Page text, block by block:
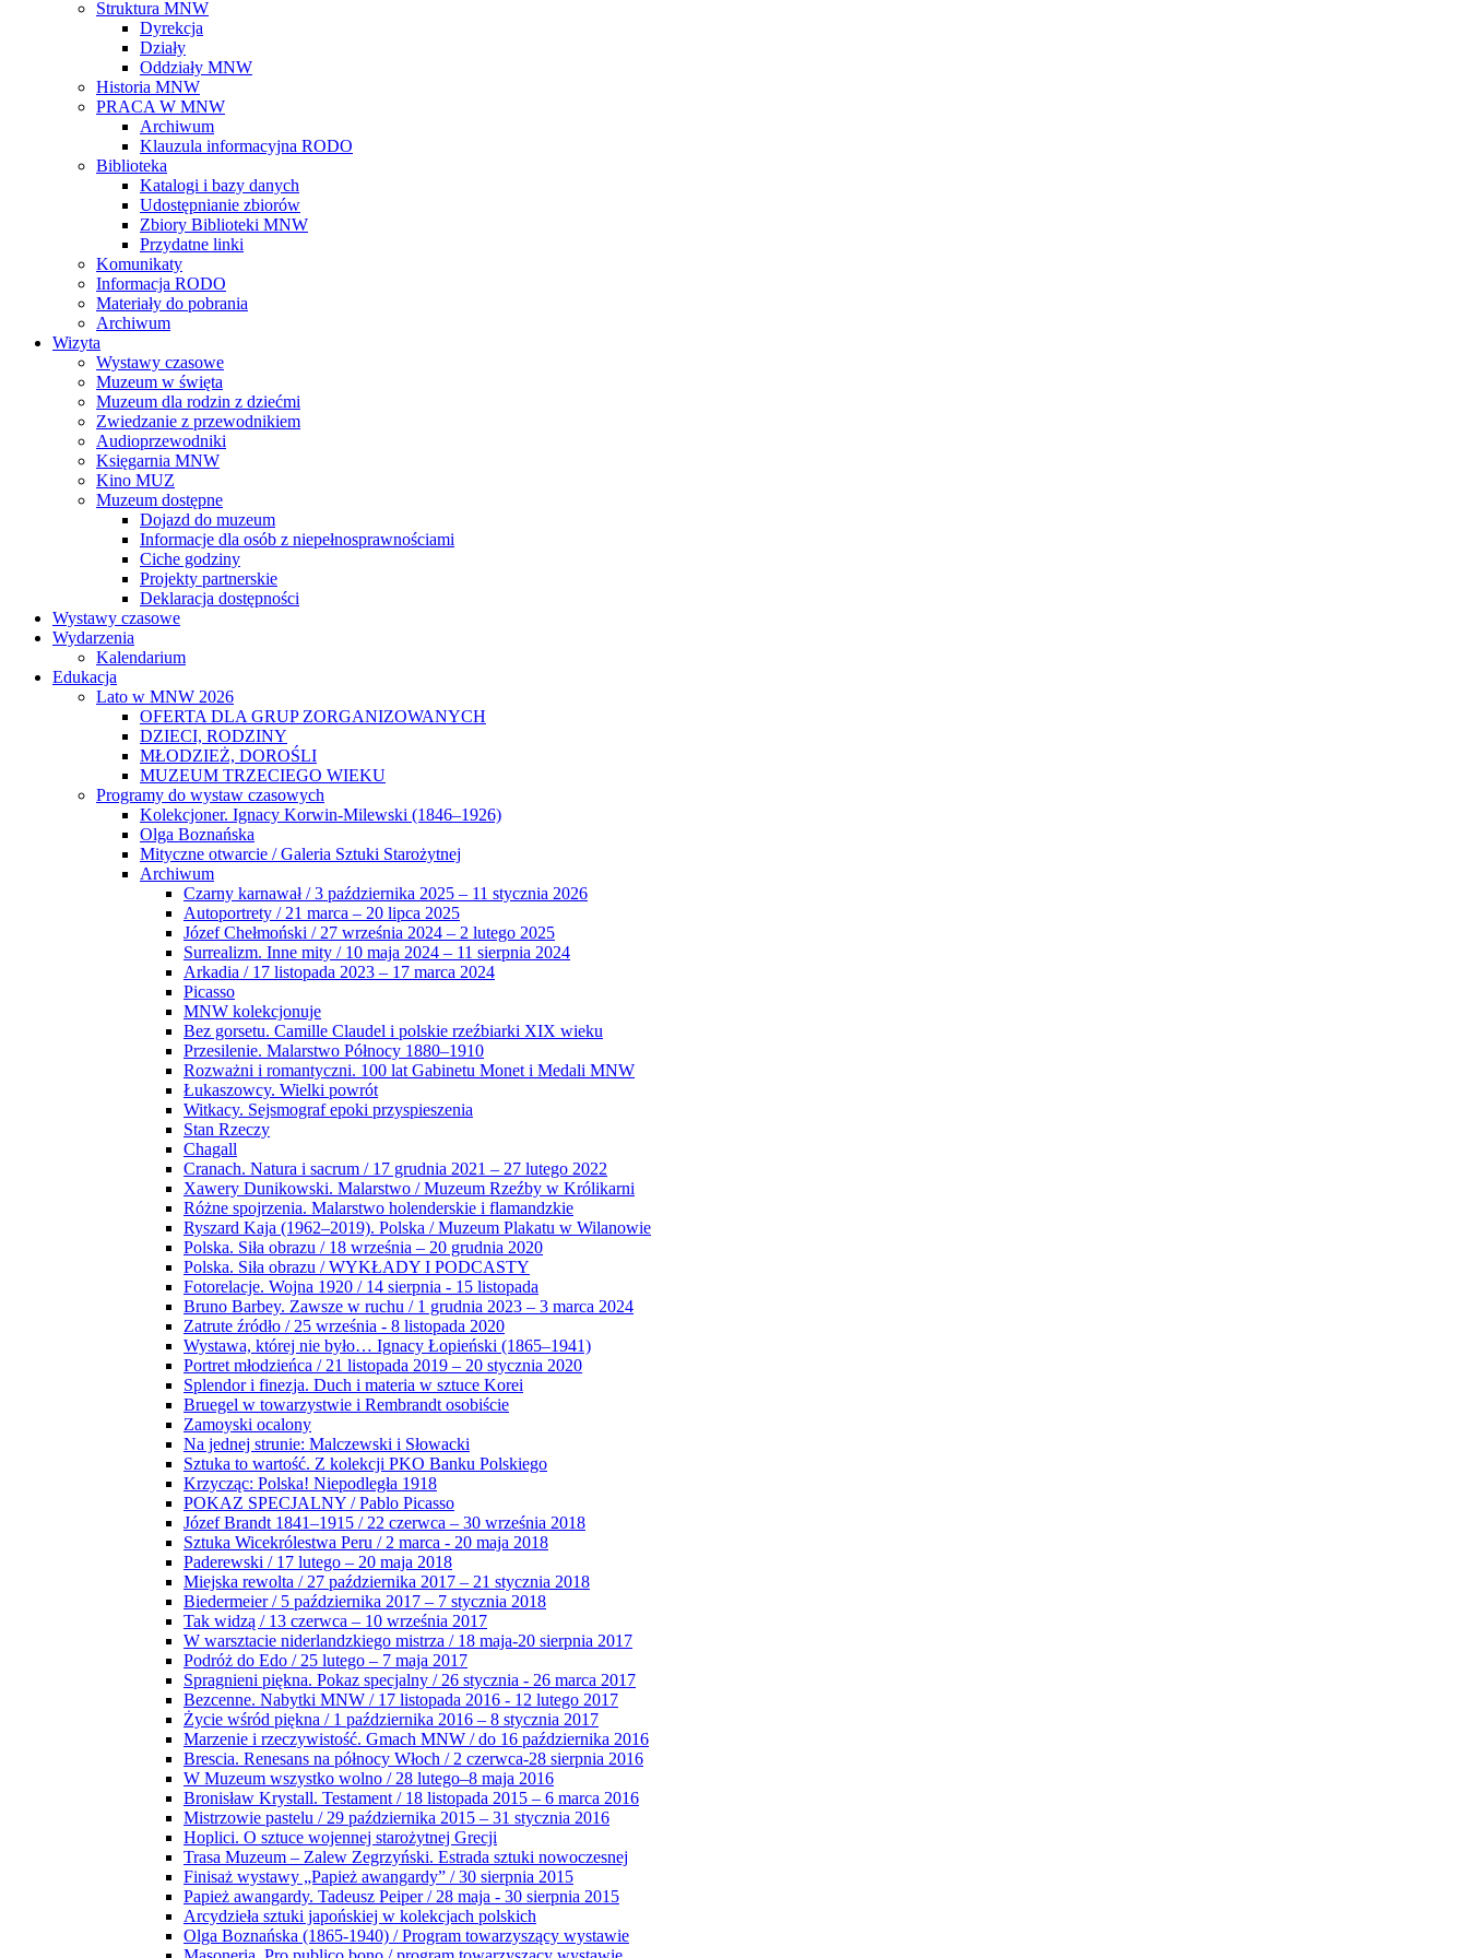
Struktura MNW
Dyrekcja
Działy
Oddziały MNW
Historia MNW
PRACA W MNW
Archiwum
Klauzula informacyjna RODO
Biblioteka
Katalogi i bazy danych
Udostępnianie zbiorów
Zbiory Biblioteki MNW
Przydatne linki
Komunikaty
Informacja RODO
Materiały do pobrania
Archiwum
Wizyta
Wystawy czasowe
Muzeum w święta
Muzeum dla rodzin z dziećmi
Zwiedzanie z przewodnikiem
Audioprzewodniki
Księgarnia MNW
Kino MUZ
Muzeum dostępne
Dojazd do muzeum
Informacje dla osób z niepełnosprawnościami
Ciche godziny
Projekty partnerskie
Deklaracja dostępności
Wystawy czasowe
Wydarzenia
Kalendarium
Edukacja
Lato w MNW 2026
OFERTA DLA GRUP ZORGANIZOWANYCH
DZIECI, RODZINY
MŁODZIEŻ, DOROŚLI
MUZEUM TRZECIEGO WIEKU
Programy do wystaw czasowych
Kolekcjoner. Ignacy Korwin-Milewski (1846–1926)
Olga Boznańska
Mityczne otwarcie / Galeria Sztuki Starożytnej
Archiwum
Czarny karnawał / 3 października 2025 – 11 stycznia 2026
Autoportrety / 21 marca – 20 lipca 2025
Józef Chełmoński / 27 września 2024 – 2 lutego 2025
Surrealizm. Inne mity / 10 maja 2024 – 11 sierpnia 2024
Arkadia / 17 listopada 2023 – 17 marca 2024
Picasso
MNW kolekcjonuje
Bez gorsetu. Camille Claudel i polskie rzeźbiarki XIX wieku
Przesilenie. Malarstwo Północy 1880–1910
Rozważni i romantyczni. 100 lat Gabinetu Monet i Medali MNW
Łukaszowcy. Wielki powrót
Witkacy. Sejsmograf epoki przyspieszenia
Stan Rzeczy
Chagall
Cranach. Natura i sacrum / 17 grudnia 2021 – 27 lutego 2022
Xawery Dunikowski. Malarstwo / Muzeum Rzeźby w Królikarni
Różne spojrzenia. Malarstwo holenderskie i flamandzkie
Ryszard Kaja (1962–2019). Polska / Muzeum Plakatu w Wilanowie
Polska. Siła obrazu / 18 września – 20 grudnia 2020
Polska. Siła obrazu / WYKŁADY I PODCASTY
Fotorelacje. Wojna 1920 / 14 sierpnia - 15 listopada
Bruno Barbey. Zawsze w ruchu / 1 grudnia 2023 – 3 marca 2024
Zatrute źródło / 25 września - 8 listopada 2020
Wystawa, której nie było… Ignacy Łopieński (1865–1941)
Portret młodzieńca / 21 listopada 2019 – 20 stycznia 2020
Splendor i finezja. Duch i materia w sztuce Korei
Bruegel w towarzystwie i Rembrandt osobiście
Zamoyski ocalony
Na jednej strunie: Malczewski i Słowacki
Sztuka to wartość. Z kolekcji PKO Banku Polskiego
Krzycząc: Polska! Niepodległa 1918
POKAZ SPECJALNY / Pablo Picasso
Józef Brandt 1841–1915 / 22 czerwca – 30 września 2018
Sztuka Wicekrólestwa Peru / 2 marca - 20 maja 2018
Paderewski / 17 lutego – 20 maja 2018
Miejska rewolta / 27 października 2017 – 21 stycznia 2018
Biedermeier / 5 października 2017 – 7 stycznia 2018
Tak widzą / 13 czerwca – 10 września 2017
W warsztacie niderlandzkiego mistrza / 18 maja-20 sierpnia 2017
Podróż do Edo / 25 lutego – 7 maja 2017
Spragnieni piękna. Pokaz specjalny / 26 stycznia - 26 marca 2017
Bezcenne. Nabytki MNW / 17 listopada 2016 - 12 lutego 2017
Życie wśród piękna / 1 października 2016 – 8 stycznia 2017
Marzenie i rzeczywistość. Gmach MNW / do 16 października 2016
Brescia. Renesans na północy Włoch / 2 czerwca-28 sierpnia 2016
W Muzeum wszystko wolno / 28 lutego–8 maja 2016
Bronisław Krystall. Testament / 18 listopada 2015 – 6 marca 2016
Mistrzowie pastelu / 29 października 2015 – 31 stycznia 2016
Hoplici. O sztuce wojennej starożytnej Grecji
Trasa Muzeum – Zalew Zegrzyński. Estrada sztuki nowoczesnej
Finisaż wystawy „Papież awangardy” / 30 sierpnia 2015
Papież awangardy. Tadeusz Peiper / 28 maja - 30 sierpnia 2015
Arcydzieła sztuki japońskiej w kolekcjach polskich
Olga Boznańska (1865-1940) / Program towarzyszący wystawie